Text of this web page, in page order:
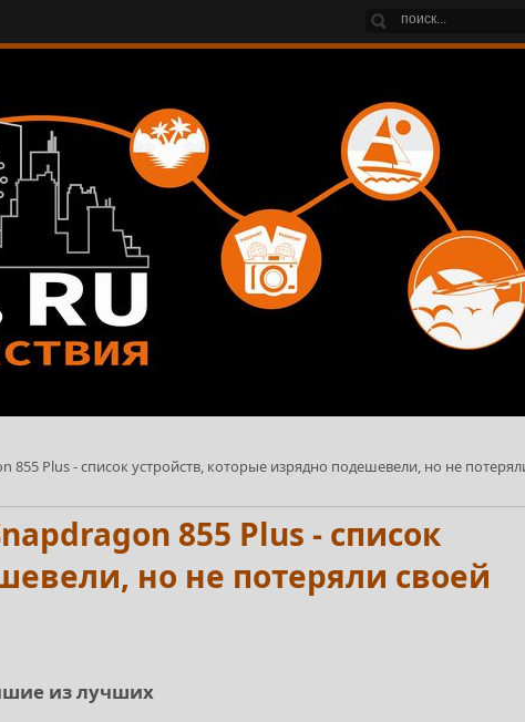
Plus - список устройств, которые изрядно подешевели, но не
855 Plus - список
но не потеряли своей
из лучших